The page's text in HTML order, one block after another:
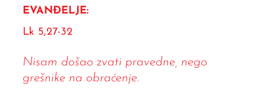
EVANĐELJE:
Lk 5,27-32
Nisam došao zvati pravedne, nego
grešnike na obraćenje.